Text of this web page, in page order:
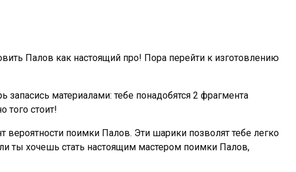
Палов как настоящий про! Пора перейти к изготовлению
запасись материалами: тебе понадобятся 2 фрагмента
того стоит!
поимки Палов. Эти шарики позволят тебе легко
ты хочешь стать настоящим мастером поимки Палов,